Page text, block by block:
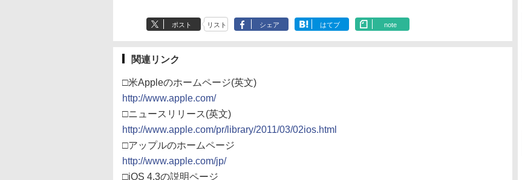
ポスト リスト シェア はてブ note
関連リンク
□米Appleのホームページ(英文)
http://www.apple.com/
□ニュースリリース(英文)
http://www.apple.com/pr/library/2011/03/02ios.html
□アップルのホームページ
http://www.apple.com/jp/
□iOS 4.3の説明ページ